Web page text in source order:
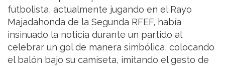
futbolista, actualmente jugando en el Rayo
Majadahonda de la Segunda RFEF, había
insinuado la noticia durante un partido al
celebrar un gol de manera simbólica, colocando
el balón bajo su camiseta, imitando el gesto de